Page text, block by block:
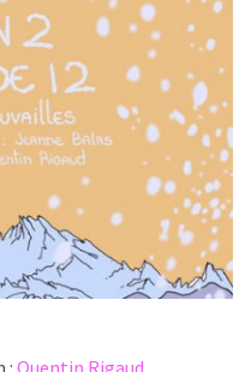
: Quentin Rigaud